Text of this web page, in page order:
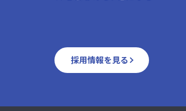
採用情報を見る